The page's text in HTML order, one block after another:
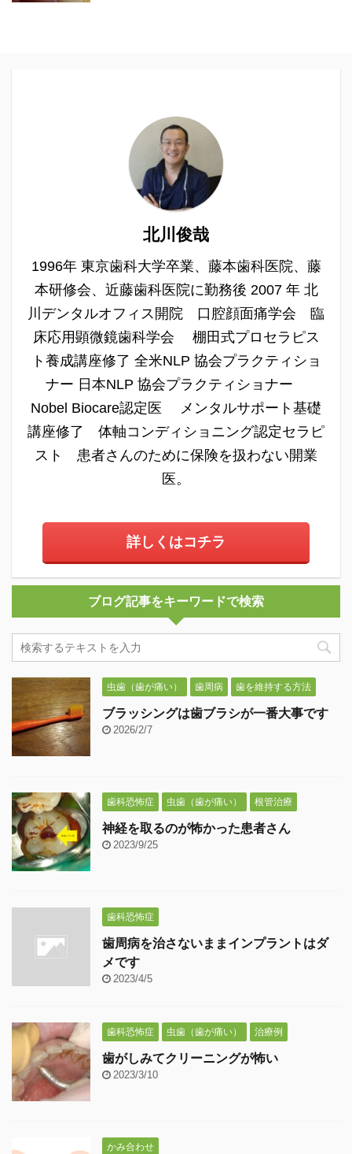
北川俊哉
1996年 東京歯科大学卒業、藤本歯科医院、藤
本研修会、近藤歯科医院に勤務後 2007 年 北
川デンタルオフィス開院 口腔顔面痛学会 臨
床応用顕微鏡歯科学会 棚田式プロセラピス
ト養成講座修了 全米NLP 協会プラクティショ
ナー 日本NLP 協会プラクティショナー
Nobel Biocare認定医 メンタルサポート基礎
講座修了 体軸コンディショニング認定セラピ
スト 患者さんのために保険を扱わない開業
医。
詳しくはコチラ
ブログ記事をキーワードで検索
虫歯（歯が痛い） 歯周病 歯を維持する方法
ブラッシングは歯ブラシが一番大事です
2026/2/7
歯科恐怖症 虫歯（歯が痛い） 根管治療
神経を取るのが怖かった患者さん
2023/9/25
歯科恐怖症
歯周病を治さないままインプラントはダ
メです
2023/4/5
歯科恐怖症 虫歯（歯が痛い） 治療例
歯がしみてクリーニングが怖い
2023/3/10
かみ合わせ